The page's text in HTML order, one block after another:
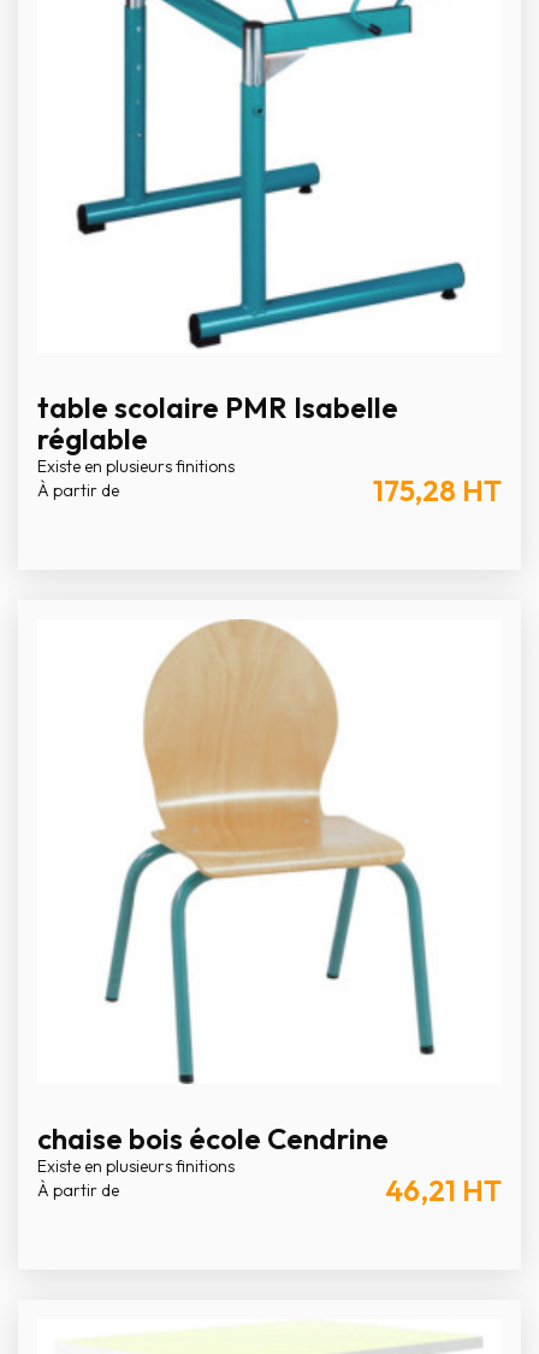
table scolaire PMR Isabelle
réglable
Existe en plusieurs finitions
À partir de
175,28 HT
chaise bois école Cendrine
Existe en plusieurs finitions
À partir de
46,21 HT